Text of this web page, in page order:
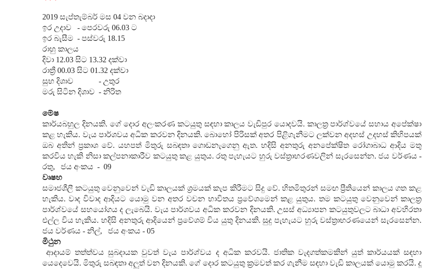
2019 සැප්තැම්බර් මස 04 වන බදාදා
ඉර උදාව
- පෙරවරු 06.03 ට
ඉර බැසීම - පස්වරු 18.15
රාහු කාලය
දිවා 12.03 සිට 13.32 දක්වා
රාත්‍රී 00.03 සිට 01.32 දක්වා
සුභ දිශාව
- උතුර
මරු සිටින දිශාව - නිරිත
මේෂ
කාර්යබහුල දිනයකි. ගේ දොර අලංකරණ කටයුතු සඳහා කාලය වැඩිපුර යොදවයි. කාලත්‍ර පාර්ශ්වයේ සහාය අපේක්ෂා
කළ හැකිය. වැය පාර්ශවය අධික කරවන දිනයකි. බොහෝ පිරිසක් අතර පිළිගැනීමට ලක්වන අදහස් උදහස් කිහිපයක්
ඔබ අතින් ප්‍රකාශ වේ. යහපත් මිතුරු සබඳතා ගොඩනැගෙනු ඇත. හදිසි අනතුරු අනපේක්ෂිත රෝගාබාධ ආදිය මතු
කරවිය හැකි නිසා කල්පනාකාරීව කටයුතු කළ යුතුය. රතු පැහැයට හුරු වස්ත්‍රාභරණවලින් සැරසෙන්න. ජය වර්ණය -
රතු, ජය අංකය - 09
වෘෂභ
සමාජශීලී කටයුතු වෙනුවෙන් වැඩි කාලයක් ශ්‍රමයක් කැප කිරීමට සිදු වේ. හිතමිතුරන් සමඟ ප්‍රීතියෙන් කාලය ගත කළ
හැකිය. වාද විවාද ආදියට යොමු වන අතර වචන භාවිතය ප්‍රවේශමෙන් කළ යුතුය. තම කටයුතු වෙනුවෙන් කාලත්‍ර
පාර්ශ්වයේ සහයෝගය ද ලැබෙයි. වැය පාර්ශවය අධික කරවන දිනයකි. උසස් අධ්‍යාපන කටයුතුවලට බාධා අවහිරතා
එල්ල විය හැකිය. හදිසි අනතුරු ආදියෙන් ප්‍රවේශම් විය යුතු දිනයකි. සුදු පැහැයට හුරු වස්ත්‍රාභරණයෙන් සැරසෙන්න.
ජය වර්ණය - නිල්, ජය අංකය - 05
මිථුන
ආදායම් තත්ත්වය සුබදායක වුවත් වැය පාර්ශ්වය ද අධික කරවයි. ජාතික වැදගත්කමකින් යුත් කාර්යයක් සඳහා
යෙදෙවෙයි. මිතුරු සබඳතා අලුත් වන දිනයකි. ගේ දොර කටයුතු ක්‍රමවත් කර ගැනීම සඳහා වැඩි කාලයක් යොමු කරයි. දූ